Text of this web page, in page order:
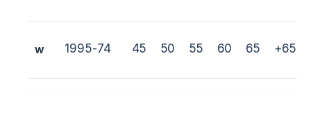
W 1995-74 45 50 55 60 65 +65